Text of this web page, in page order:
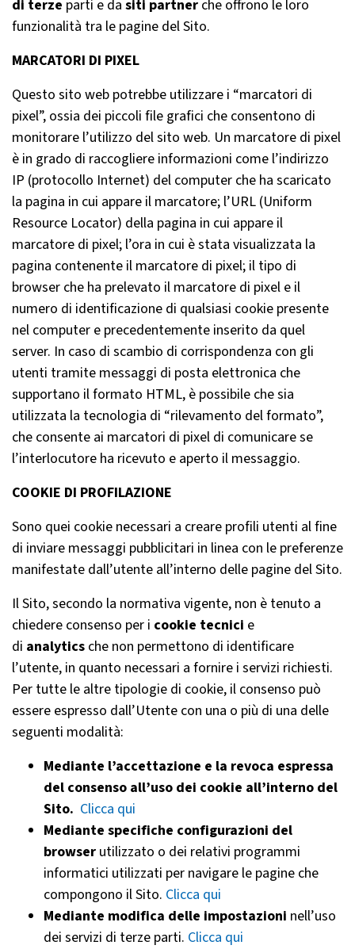
di terze parti e da siti partner che offrono le loro
funzionalità tra le pagine del Sito.
MARCATORI DI PIXEL
Questo sito web potrebbe utilizzare i “marcatori di
pixel”, ossia dei piccoli file grafici che consentono di
monitorare l’utilizzo del sito web. Un marcatore di pixel
è in grado di raccogliere informazioni come l’indirizzo
IP (protocollo Internet) del computer che ha scaricato
la pagina in cui appare il marcatore; l’URL (Uniform
Resource Locator) della pagina in cui appare il
marcatore di pixel; l’ora in cui è stata visualizzata la
pagina contenente il marcatore di pixel; il tipo di
browser che ha prelevato il marcatore di pixel e il
numero di identificazione di qualsiasi cookie presente
nel computer e precedentemente inserito da quel
server. In caso di scambio di corrispondenza con gli
utenti tramite messaggi di posta elettronica che
supportano il formato HTML, è possibile che sia
utilizzata la tecnologia di “rilevamento del formato”,
che consente ai marcatori di pixel di comunicare se
l’interlocutore ha ricevuto e aperto il messaggio.
COOKIE DI PROFILAZIONE
Sono quei cookie necessari a creare profili utenti al fine
di inviare messaggi pubblicitari in linea con le preferenze
manifestate dall’utente all’interno delle pagine del Sito.
Il Sito, secondo la normativa vigente, non è tenuto a
chiedere consenso per i cookie tecnici e
di analytics che non permettono di identificare
l’utente, in quanto necessari a fornire i servizi richiesti.
Per tutte le altre tipologie di cookie, il consenso può
essere espresso dall’Utente con una o più di una delle
seguenti modalità:
Mediante l’accettazione e la revoca espressa
del consenso all’uso dei cookie all’interno del
Sito. Clicca qui
Mediante specifiche configurazioni del
browser utilizzato o dei relativi programmi
informatici utilizzati per navigare le pagine che
compongono il Sito. Clicca qui
Mediante modifica delle impostazioni nell’uso
dei servizi di terze parti. Clicca qui